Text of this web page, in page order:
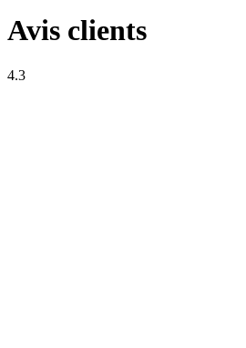
Avis clients
4.3